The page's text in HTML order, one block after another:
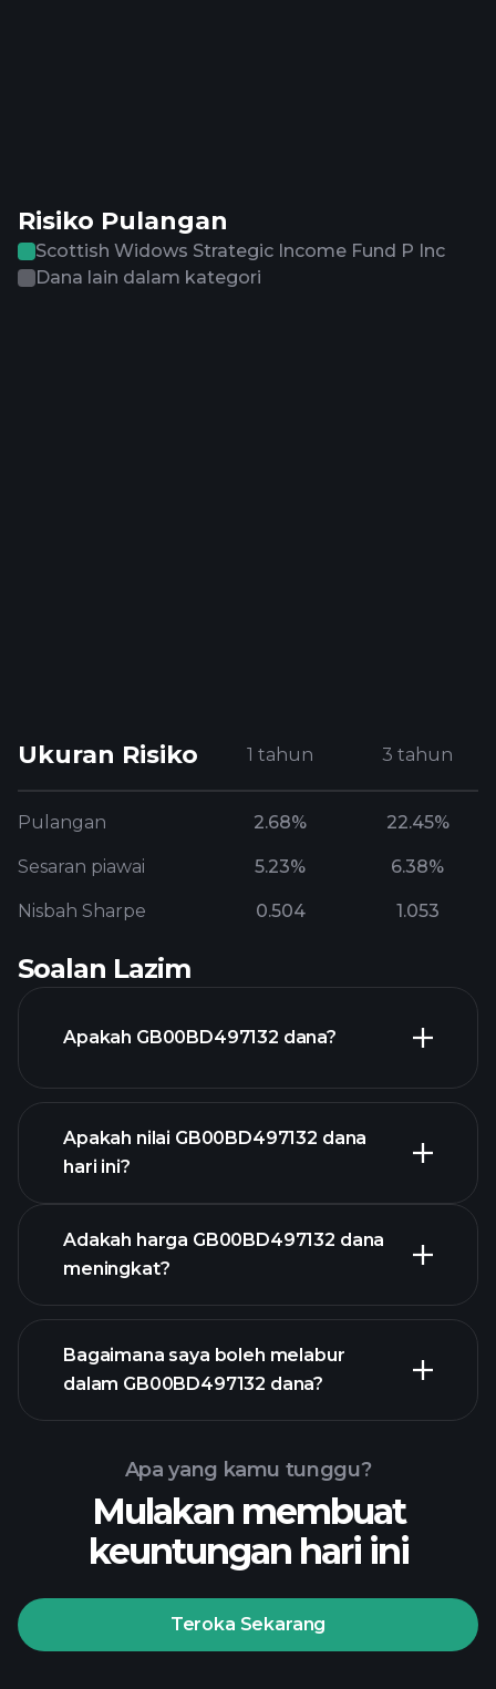
Risiko Pulangan
Scottish Widows Strategic Income Fund P Inc
Dana lain dalam kategori
Ukuran Risiko 1 tahun 3 tahun
Pulangan 2.68% 22.45%
Sesaran piawai 5.23% 6.38%
Nisbah Sharpe 0.504 1.053
Soalan Lazim
Apakah GB00BD497132 dana?
Apakah nilai GB00BD497132 dana
hari ini?
lanjutan
Adakah harga GB00BD497132 dana
meningkat?
Bagaimana saya boleh melabur
dalam GB00BD497132 dana?
Playtrade
Apa yang kamu tunggu?
Mulakan membuat
keuntungan hari ini
Teroka Sekarang